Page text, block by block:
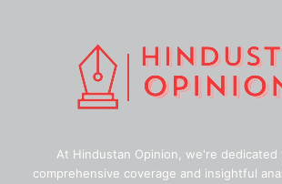
At Hindustan Opinion, we're dedicated
comprehensive coverage and insightful